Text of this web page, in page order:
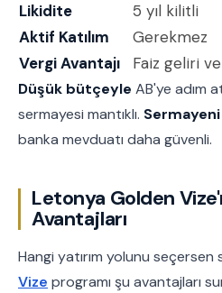
Likidite
5 yıl kilitli
Aktif Katılım
Gerekmez
Vergi Avantajı
Faiz geliri
Düşük bütçeyle AB'ye adım
sermayesi mantıklı.
banka mevduatı daha güvenli.
Letonya Golden
Avantajları
Hangi yatırım yolunu seçersen
Vize programı şu avantajları